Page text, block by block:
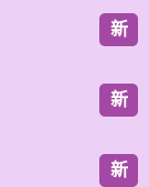
新
新
新